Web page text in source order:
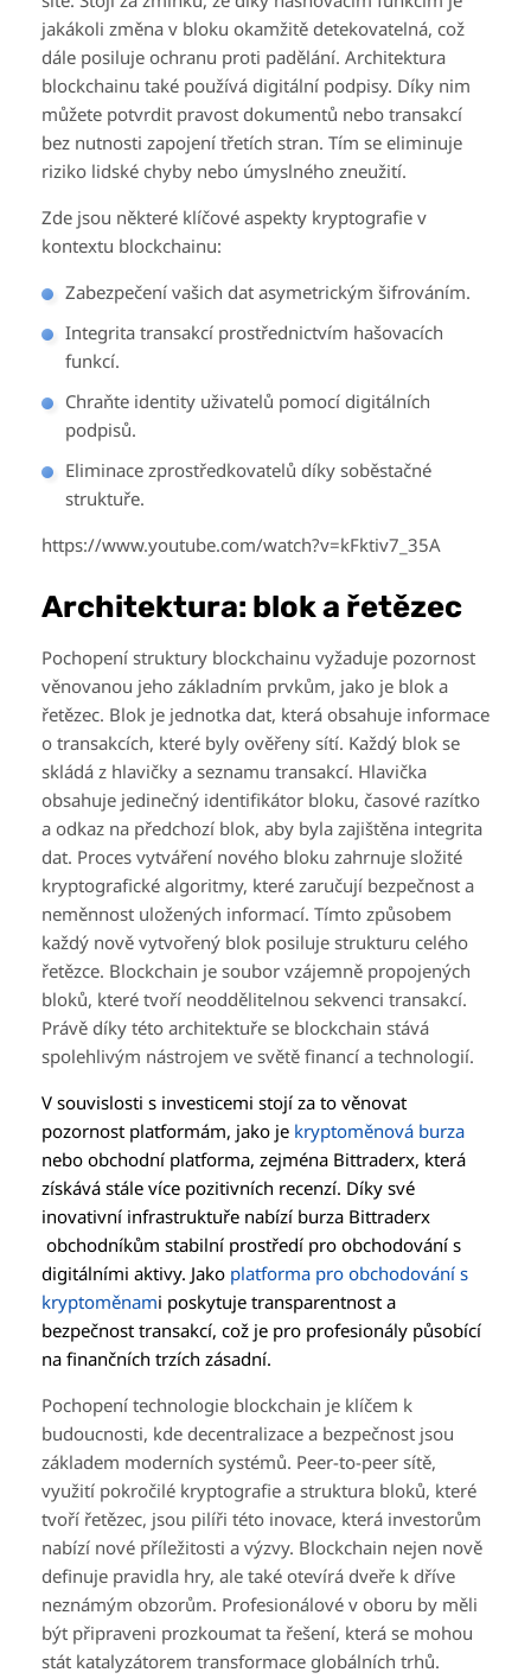
jakákoli změna v bloku okamžitě detekovatelná, což
dále posiluje ochranu proti padělání. Architektura
blockchainu také používá digitální podpisy. Díky nim
můžete potvrdit pravost dokumentů nebo transakcí
bez nutnosti zapojení třetích stran. Tím se eliminuje
riziko lidské chyby nebo úmyslného zneužití.
Zde jsou některé klíčové aspekty kryptografie v
kontextu blockchainu:
Zabezpečení vašich dat asymetrickým šifrováním.
Integrita transakcí prostřednictvím hašovacích
funkcí.
Chraňte identity uživatelů pomocí digitálních
podpisů.
Eliminace zprostředkovatelů díky soběstačné
struktuře.
https://www.youtube.com/watch?v=kFktiv7_35A
Architektura: blok a řetězec
Pochopení struktury blockchainu vyžaduje pozornost
věnovanou jeho základním prvkům, jako je blok a
řetězec. Blok je jednotka dat, která obsahuje informace
o transakcích, které byly ověřeny sítí. Každý blok se
skládá z hlavičky a seznamu transakcí. Hlavička
obsahuje jedinečný identifikátor bloku, časové razítko
a odkaz na předchozí blok, aby byla zajištěna integrita
dat. Proces vytváření nového bloku zahrnuje složité
kryptografické algoritmy, které zaručují bezpečnost a
neměnnost uložených informací. Tímto způsobem
každý nově vytvořený blok posiluje strukturu celého
řetězce. Blockchain je soubor vzájemně propojených
bloků, které tvoří neoddělitelnou sekvenci transakcí.
Právě díky této architektuře se blockchain stává
spolehlivým nástrojem ve světě financí a technologií.
V souvislosti s investicemi stojí za to věnovat
pozornost platformám, jako je kryptoměnová burza
nebo obchodní platforma, zejména Bittraderx, která
získává stále více pozitivních recenzí. Díky své
inovativní infrastruktuře nabízí burza Bittraderx
obchodníkům stabilní prostředí pro obchodování s
digitálními aktivy. Jako platforma pro obchodování s
kryptoměnami poskytuje transparentnost a
bezpečnost transakcí, což je pro profesionály působící
na finančních trzích zásadní.
Pochopení technologie blockchain je klíčem k
budoucnosti, kde decentralizace a bezpečnost jsou
základem moderních systémů. Peer-to-peer sítě,
využití pokročilé kryptografie a struktura bloků, které
tvoří řetězec, jsou pilíři této inovace, která investorům
nabízí nové příležitosti a výzvy. Blockchain nejen nově
definuje pravidla hry, ale také otevírá dveře k dříve
neznámým obzorům. Profesionálové v oboru by měli
být připraveni prozkoumat ta řešení, která se mohou
stát katalyzátorem transformace globálních trhů.